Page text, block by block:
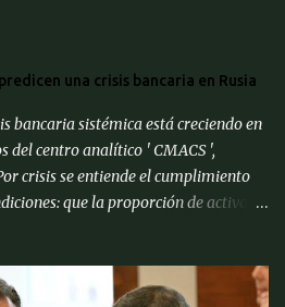
una crisis bancaria en Rusia
bancaria sistémica está creciendo en
del centro analítico ' CMACS ',
crisis se entiende el cumplimiento
que la proporción de activos
cuentas; reorganización forzosa de